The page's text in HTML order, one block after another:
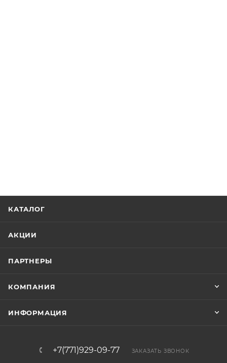
КАТАЛОГ
АКЦИИ
ПАРТНЕРЫ
КОМПАНИЯ
ИНФОРМАЦИЯ
+7(771)929-09-77 ЗАКАЗАТЬ ЗВОНОК